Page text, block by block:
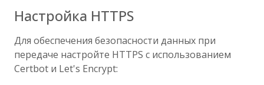
Настройка HTTPS
Для обеспечения безопасности данных при
передаче настройте HTTPS с использованием
Certbot и Let's Encrypt: